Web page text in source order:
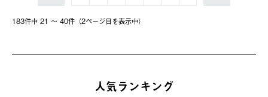
183件中 21 〜 40件（2ページ⽬を表⽰中）
人気ランキング